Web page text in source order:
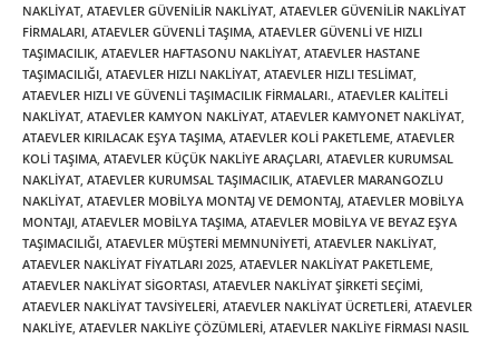
NAKLIYAT, ATAEVLER GÜVENILIR NAKLIYAT, ATAEVLER GÜVENILIR NAKLIYAT
FIRMALARI, ATAEVLER GÜVENLI TAŞIMA, ATAEVLER GÜVENLI VE HIZLI
TAŞIMACILIK, ATAEVLER HAFTASONU NAKLIYAT, ATAEVLER HASTANE
TAŞIMACILIĞI, ATAEVLER HIZLI NAKLIYAT, ATAEVLER HIZLI TESLIMAT,
ATAEVLER HIZLI VE GÜVENLI TAŞIMACILIK FIRMALARI., ATAEVLER KALITELI
NAKLIYAT, ATAEVLER KAMYON NAKLIYAT, ATAEVLER KAMYONET NAKLIYAT,
ATAEVLER KIRILACAK EŞYA TAŞIMA, ATAEVLER KOLI PAKETLEME, ATAEVLER
KOLI TAŞIMA, ATAEVLER KÜÇÜK NAKLIYE ARAÇLARI, ATAEVLER KURUMSAL
NAKLIYAT, ATAEVLER KURUMSAL TAŞIMACILIK, ATAEVLER MARANGOZLU
NAKLIYAT, ATAEVLER MOBILYA MONTAJ VE DEMONTAJ, ATAEVLER MOBILYA
MONTAJI, ATAEVLER MOBILYA TAŞIMA, ATAEVLER MOBILYA VE BEYAZ EŞYA
TAŞIMACILIĞI, ATAEVLER MÜŞTERI MEMNUNIYETI, ATAEVLER NAKLIYAT,
ATAEVLER NAKLIYAT FIYATLARI 2025, ATAEVLER NAKLIYAT PAKETLEME,
ATAEVLER NAKLIYAT SIGORTASI, ATAEVLER NAKLIYAT ŞIRKETI SEÇIMI,
ATAEVLER NAKLIYAT TAVSIYELERI, ATAEVLER NAKLIYAT ÜCRETLERI, ATAEVLER
NAKLIYE, ATAEVLER NAKLIYE ÇÖZÜMLERI, ATAEVLER NAKLIYE FIRMASI NASIL